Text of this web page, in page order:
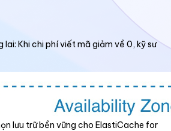
lai: Khi chi phí viết mã giảm về 0, kỹ sư
lưu trữ bền vững cho ElastiCache for